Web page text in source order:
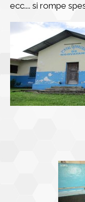
ecc.... si rompe